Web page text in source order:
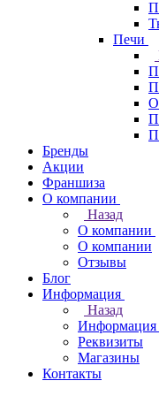
Печи
Бренды
Акции
Франшиза
О компании
Назад
О компании
О компании
Отзывы
Блог
Информация
Назад
Информация
Реквизиты
Магазины
Контакты